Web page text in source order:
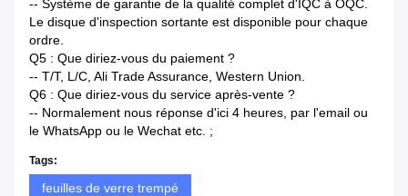
-- Système de garantie de la qualité complet d'IQC à OQC.
Le disque d'inspection sortante est disponible pour chaque
ordre.
Q5 : Que diriez-vous du paiement ?
-- T/T, L/C, Ali Trade Assurance, Western Union.
Q6 : Que diriez-vous du service après-vente ?
-- Normalement nous réponse d'ici 4 heures, par l'email ou
le WhatsApp ou le Wechat etc. ;
Tags:
feuilles de verre trempé